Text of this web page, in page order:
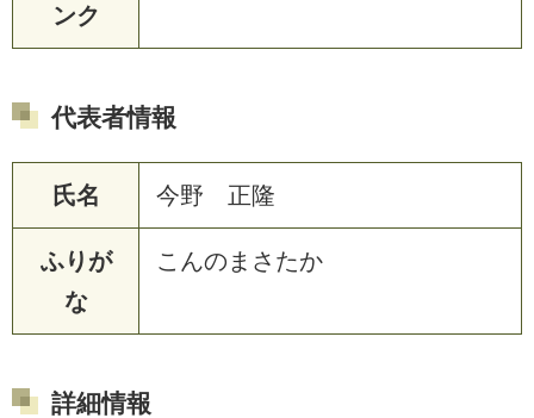
ンク
代表者情報
氏名 今野 正隆
ふりが
な
こんのまさたか
詳細情報